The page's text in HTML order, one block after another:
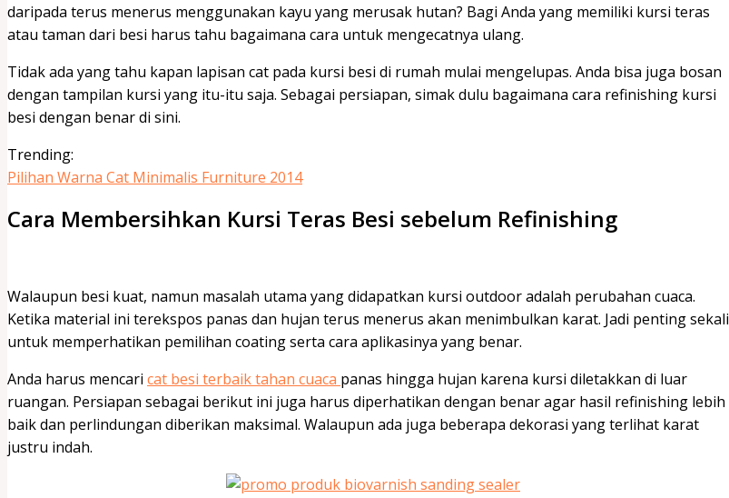
daripada terus menerus menggunakan kayu yang merusak hutan? Bagi Anda yang memiliki kursi teras
atau taman dari besi harus tahu bagaimana cara untuk mengecatnya ulang.
Tidak ada yang tahu kapan lapisan cat pada kursi besi di rumah mulai mengelupas. Anda bisa juga bosan
dengan tampilan kursi yang itu-itu saja. Sebagai persiapan, simak dulu bagaimana cara refinishing kursi
besi dengan benar di sini.
Trending:
Pilihan Warna Cat Minimalis Furniture 2014
Cara Membersihkan Kursi Teras Besi sebelum Refinishing
Walaupun besi kuat, namun masalah utama yang didapatkan kursi outdoor adalah perubahan cuaca.
Ketika material ini terekspos panas dan hujan terus menerus akan menimbulkan karat. Jadi penting sekali
untuk memperhatikan pemilihan coating serta cara aplikasinya yang benar.
Anda harus mencari cat besi terbaik tahan cuaca panas hingga hujan karena kursi diletakkan di luar
ruangan. Persiapan sebagai berikut ini juga harus diperhatikan dengan benar agar hasil refinishing lebih
baik dan perlindungan diberikan maksimal. Walaupun ada juga beberapa dekorasi yang terlihat karat
justru indah.